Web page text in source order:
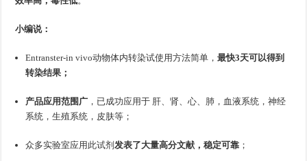
小编说：
Entranster-in vivo动物体内转染试使用方法简单，最快3天可以得到
转染结果；
产品应用范围广 ，已成功应用于 肝、肾、心、肺，血液系统，神经
系统，生殖系统，皮肤等；
众多实验室应用此试剂 发表了大量高分文献，稳定可靠 ；